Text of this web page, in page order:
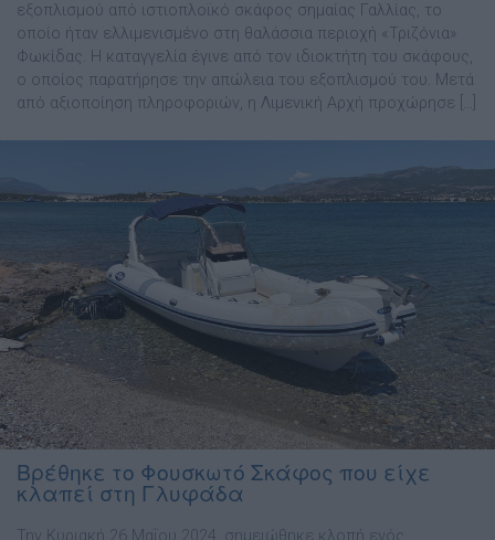
εξοπλισμού από ιστιοπλοϊκό σκάφος σημαίας Γαλλίας, το
οποίο ήταν ελλιμενισμένο στη θαλάσσια περιοχή «Τριζόνια»
Φωκίδας. Η καταγγελία έγινε από τον ιδιοκτήτη του σκάφους,
ο οποίος παρατήρησε την απώλεια του εξοπλισμού του. Μετά
από αξιοποίηση πληροφοριών, η Λιμενική Αρχή προχώρησε […]
Βρέθηκε το Φουσκωτό Σκάφος που είχε
κλαπεί στη Γλυφάδα